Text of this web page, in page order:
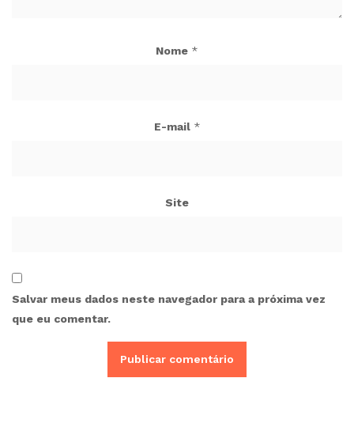
Nome *
E-mail *
Site
Salvar meus dados neste navegador para a próxima vez
que eu comentar.